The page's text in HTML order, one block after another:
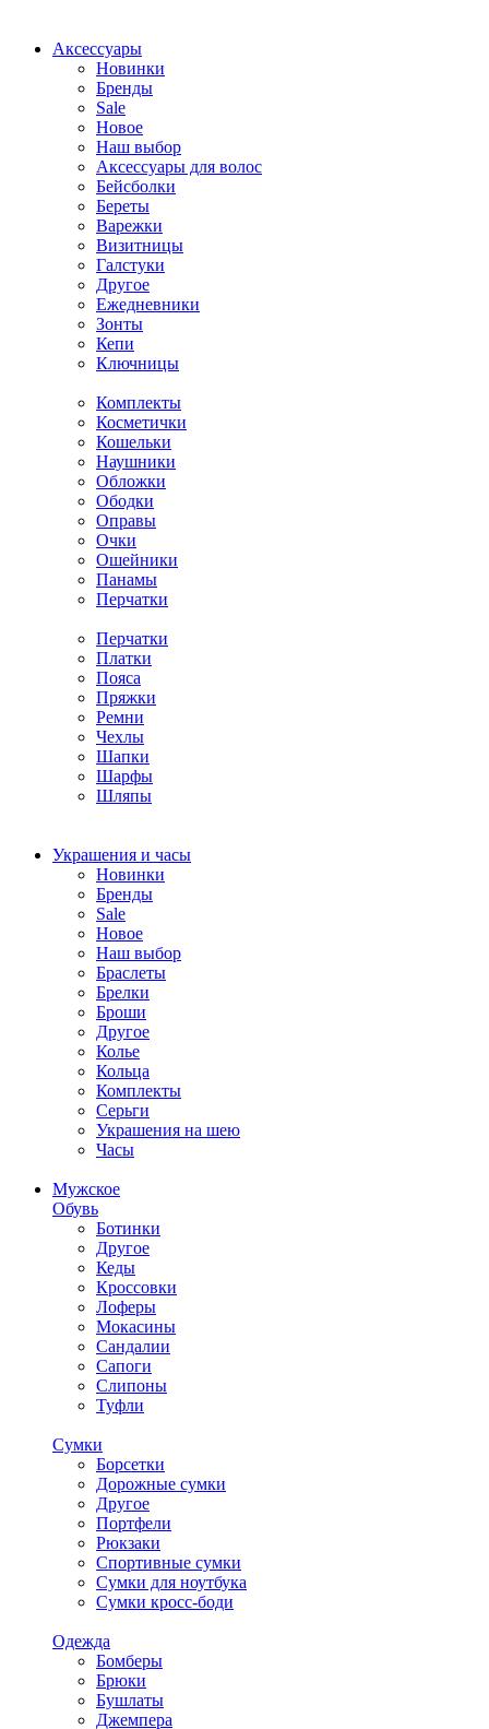
Аксессуары
Новинки
Бренды
Sale
Новое
Наш выбор
Аксессуары для волос
Бейсболки
Береты
Варежки
Визитницы
Галстуки
Другое
Ежедневники
Зонты
Кепи
Ключницы
Комплекты
Косметички
Кошельки
Наушники
Обложки
Ободки
Оправы
Очки
Ошейники
Панамы
Перчатки
Перчатки
Платки
Пояса
Пряжки
Ремни
Чехлы
Шапки
Шарфы
Шляпы
Украшения и часы
Новинки
Бренды
Sale
Новое
Наш выбор
Браслеты
Брелки
Броши
Другое
Колье
Кольца
Комплекты
Серьги
Украшения на шею
Часы
Мужское
Обувь
Ботинки
Другое
Кеды
Кроссовки
Лоферы
Мокасины
Сандалии
Сапоги
Слипоны
Туфли
Сумки
Борсетки
Дорожные сумки
Другое
Портфели
Рюкзаки
Спортивные сумки
Сумки для ноутбука
Сумки кросс-боди
Одежда
Бомберы
Брюки
Бушлаты
Джемпера